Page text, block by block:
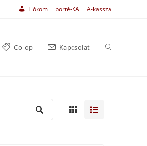
Fiókom porté-KA A-kassza
Co-op Kapcsolat